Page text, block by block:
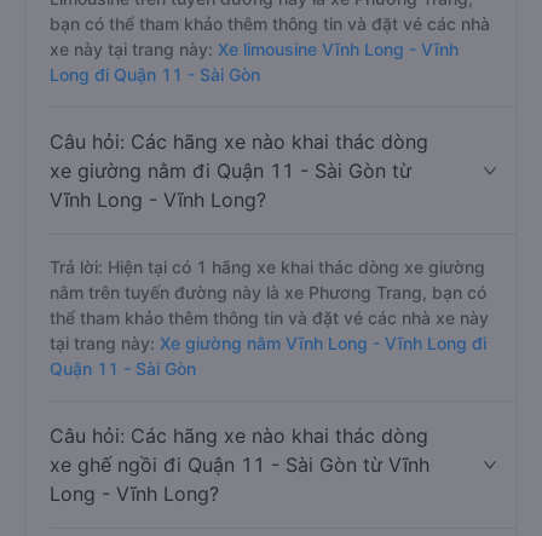
bạn có thể tham khảo thêm thông tin và đặt vé các nhà
xe này tại trang này: Xe limousine Vĩnh Long - Vĩnh
Long đi Quận 11 - Sài Gòn
Câu hỏi: Các hãng xe nào khai thác dòng
xe giường nằm đi Quận 11 - Sài Gòn từ
Vĩnh Long - Vĩnh Long?
Trả lời: Hiện tại có 1 hãng xe khai thác dòng xe giường
nằm trên tuyến đường này là xe Phương Trang, bạn có
thể tham khảo thêm thông tin và đặt vé các nhà xe này
tại trang này: Xe giường nằm Vĩnh Long - Vĩnh Long đi
Quận 11 - Sài Gòn
Câu hỏi: Các hãng xe nào khai thác dòng
xe ghế ngồi đi Quận 11 - Sài Gòn từ Vĩnh
Long - Vĩnh Long?